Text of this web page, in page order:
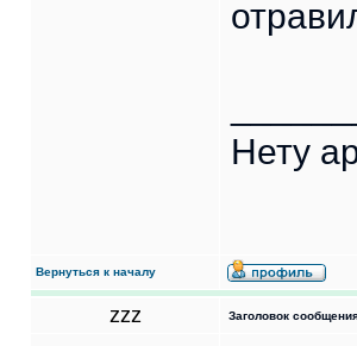
Нету
Вернуться к началу
zzz Заголовок